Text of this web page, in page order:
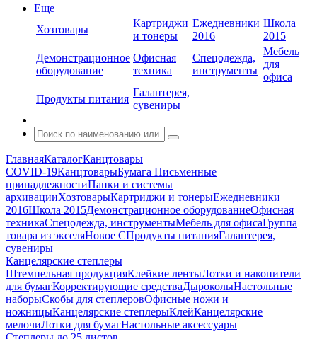
Еще
Хозтовары
Картриджи
и тонеры
Ежедневники
2016
Школа
2015
Демонстрационное
оборудование
Офисная
техника
Спецодежда,
инструменты
Мебель
для
офиса
Продукты питания
Галантерея,
сувениры
ГлавнаяКаталогКанцтовары
COVID-19КанцтоварыБумага Письменные
принадлежностиПапки и системы
архивацииХозтоварыКартриджи и тонерыЕжедневники
2016Школа 2015Демонстрационное оборудованиеОфисная
техникаСпецодежда, инструментыМебель для офисаГруппа
товара из экселяНовое СПродукты питанияГалантерея,
сувениры
Канцелярские степлеры
Штемпельная продукцияКлейкие лентыЛотки и накопители
для бумагКорректирующие средстваДыроколыНастольные
наборыСкобы для степлеровОфисные ножи и
ножницыКанцелярские степлерыКлейКанцелярские
мелочиЛотки для бумагНастольные аксессуары